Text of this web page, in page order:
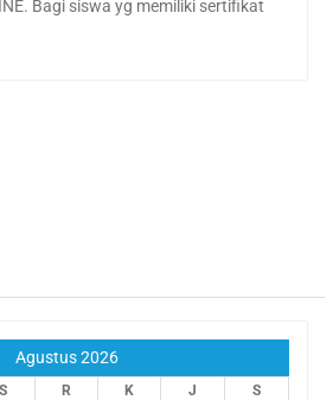
Bagi siswa yg memiliki sertifikat
Agustus 2026
S R K J
S